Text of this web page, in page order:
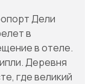
Дели
в
в отеле.
Деревня
где великий